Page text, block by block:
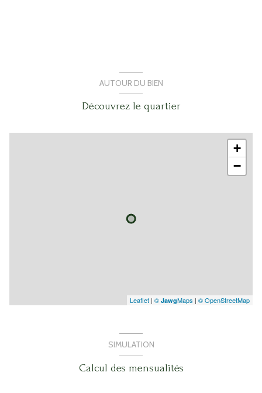
AUTOUR DU BIEN
Découvrez le quartier
+
−
Leaflet | © JawgMaps | © OpenStreetMap
SIMULATION
Calcul des mensualités